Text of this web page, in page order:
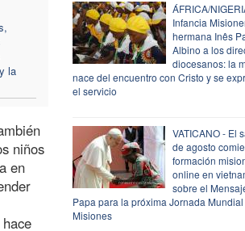
la
niños
en
ÁFRICA/
Infancia
hermana Inês
Albino a los
diocesanos: la
nace del encuentro con Cristo y se
el servicio
VATICANO - El
de agosto
formación
online en
sobre el
Papa para la próxima Jornada
Misiones